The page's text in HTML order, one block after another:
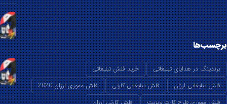
برچسب‌ها
برندینگ در هدایای تبلیغاتی
خرید فلش تبلیغاتی
فلش تبلیغاتی ارزان
فلش تبلیغاتی کارتی
فلش مموری ارزان 2020